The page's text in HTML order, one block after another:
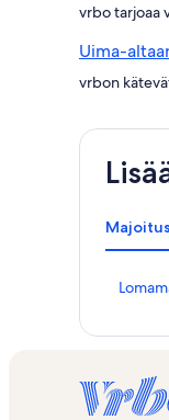
vrbo tarjoaa
Uima-
vrbon
Majoitus
K
e
n